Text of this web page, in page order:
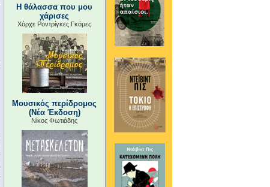
Η θάλασσα που μου
χάρισες
Χόρχε Ροντρίγκες Γκόμες
Μουσικός περίδρομος
(Νέα Έκδοση)
Νίκος Φωτιάδης